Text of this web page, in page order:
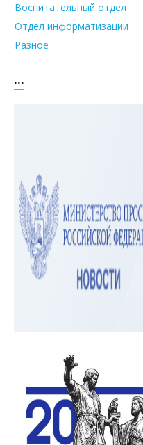
Воспитательный отдел
Отдел информатизации
Разное
...